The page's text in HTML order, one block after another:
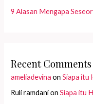
9 Alasan Mengapa
Recent Comments
ameliadevina onSiapa itu
Ruli ramdanionSiapa itu